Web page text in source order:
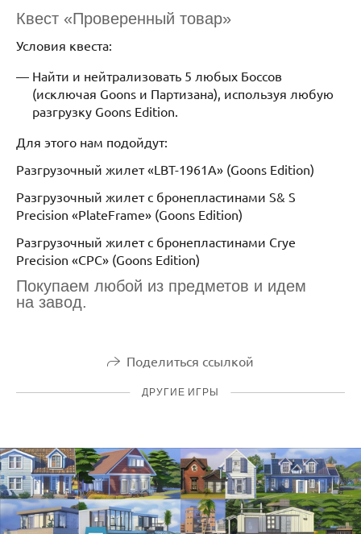
Квест «Проверенный товар»
Условия квеста:
Найти и нейтрализовать 5 любых Боссов
(исключая Goons и Партизана), используя любую
разгрузку Goons Edition.
Для этого нам подойдут:
Разгрузочный жилет «LBT-1961A» (Goons Edition)
Разгрузочный жилет с бронепластинами S& S
Precision «PlateFrame» (Goons Edition)
Разгрузочный жилет с бронепластинами Crye
Precision «CPC» (Goons Edition)
Покупаем любой из предметов и идем
на завод.
Поделиться ссылкой
ДРУГИЕ ИГРЫ